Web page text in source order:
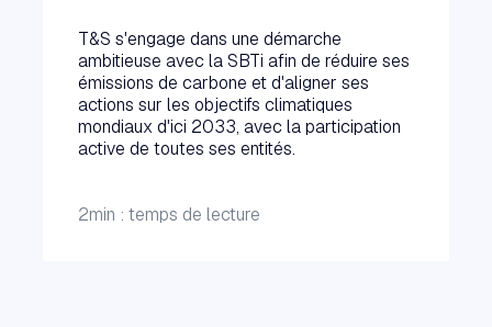
T&S s'engage dans une démarche
ambitieuse avec la SBTi afin de réduire ses
émissions de carbone et d'aligner ses
actions sur les objectifs climatiques
mondiaux d'ici 2033, avec la participation
active de toutes ses entités.
2min : temps de lecture